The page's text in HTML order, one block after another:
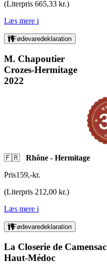
(Literpris 665,33 kr.)
Læs mere i
Fødevaredeklaration
M. Chapoutier
Crozes-Hermitage
2022
🇫🇷 Rhône - Hermitage
Pris159,-kr.
(Literpris 212,00 kr.)
Læs mere i
Fødevaredeklaration
La Closerie de Camensac
Haut-Médoc